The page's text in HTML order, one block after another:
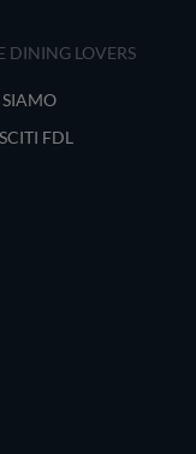
DINING LOVERS
FDL